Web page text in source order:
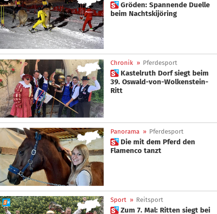
 Gröden: Spannende Duelle
beim Nachtskijöring
Chronik » Pferdesport
 Kastelruth Dorf siegt beim
39. Oswald-von-Wolkenstein-
Ritt
Panorama » Pferdesport
 Die mit dem Pferd den
Flamenco tanzt
Sport » Reitsport
 Zum 7. Mal: Ritten siegt bei